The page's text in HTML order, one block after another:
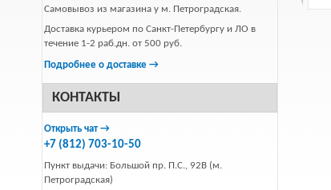
Самовывоз из магазина у м. Петроградская.
Доставка курьером по Санкт-Петербургу и ЛО в
течение 1-2 раб.дн. от 500 руб.
Подробнее о доставке →
КОНТАКТЫ
Открыть чат →
+7 (812) 703-10-50
Пункт выдачи: Большой пр. П.С., 92В (м.
Петроградская)